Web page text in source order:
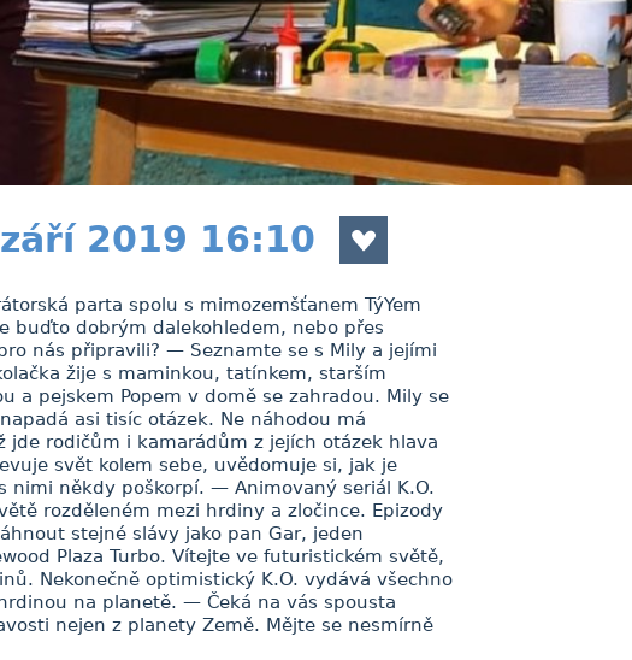
2019 16:10
parta spolu s mimozemšťanem TýYem
buďto dobrým dalekohledem, nebo přes
nás připravili? — Seznamte se s Mily a jejími
žije s maminkou, tatínkem, starším
a pejskem Popem v domě se zahradou. Mily se
asi tisíc otázek. Ne náhodou má
jde rodičům i kamarádům z jejích otázek hlava
svět kolem sebe, uvědomuje si, jak je
nimi někdy poškorpí. — Animovaný seriál K.O.
rozděleném mezi hrdiny a zločince. Epizody
stejné slávy jako pan Gar, jeden
Plaza Turbo. Vítejte ve futuristickém světě,
Nekonečně optimistický K.O. vydává všechno
na planetě. — Čeká na vás spousta
nejen z planety Země. Mějte se nesmírně